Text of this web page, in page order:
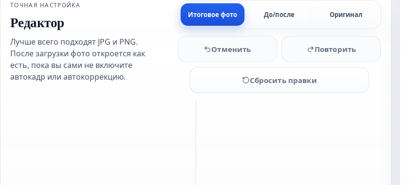
ТОЧНАЯ НАСТРОЙКА
Редактор
Лучше всего подходят JPG и PNG.
После загрузки фото откроется как
есть, пока вы сами не включите
автокадр или автокоррекцию.
Итоговое фото До/после Оригинал
Отменить Повторить
Сбросить правки